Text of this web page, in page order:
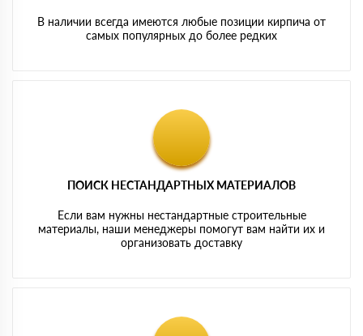
В наличии всегда имеются любые позиции кирпича от
самых популярных до более редких
ПОИСК НЕСТАНДАРТНЫХ МАТЕРИАЛОВ
Если вам нужны нестандартные строительные
материалы, наши менеджеры помогут вам найти их и
организовать доставку